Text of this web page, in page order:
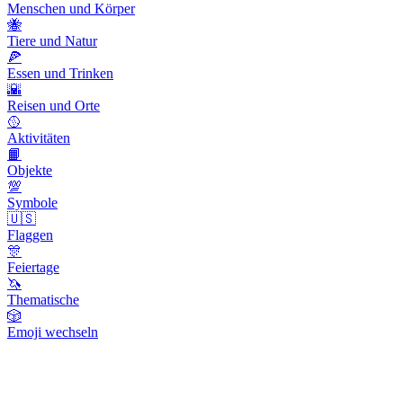
Menschen und Körper
🐝
Tiere und Natur
🍕
Essen und Trinken
🌇
Reisen und Orte
🥎
Aktivitäten
📙
Objekte
💯
Symbole
🇺🇸
Flaggen
🎊
Feiertage
🦄
Thematische
🎲
Emoji wechseln